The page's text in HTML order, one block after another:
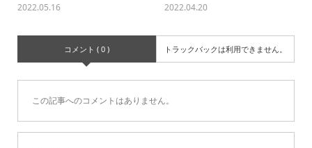
2022.05.16 2022.04.20
コメント ( 0 ) トラックバックは利用できません。
この記事へのコメントはありません。